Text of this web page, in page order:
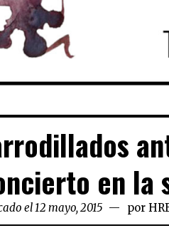
arrodillados
en la
el 12 mayo, 2015 por